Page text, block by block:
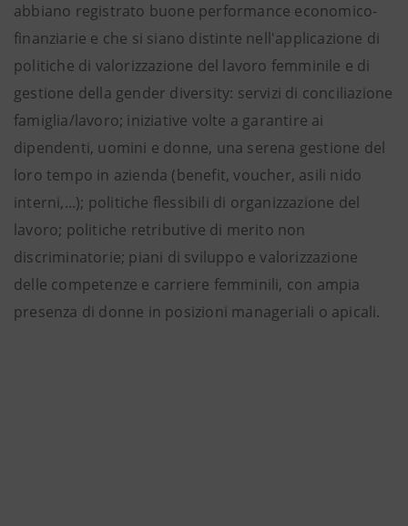
abbiano registrato buone performance economico-
finanziarie e che si siano distinte nell'applicazione di
politiche di valorizzazione del lavoro femminile e di
gestione della gender diversity: servizi di conciliazione
famiglia/lavoro; iniziative volte a garantire ai
dipendenti, uomini e donne, una serena gestione del
loro tempo in azienda (benefit, voucher, asili nido
interni,...); politiche flessibili di organizzazione del
lavoro; politiche retributive di merito non
discriminatorie; piani di sviluppo e valorizzazione
delle competenze e carriere femminili, con ampia
presenza di donne in posizioni manageriali o apicali.